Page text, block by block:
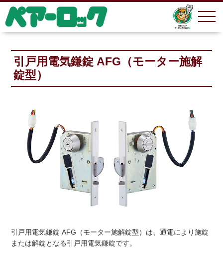
引戸用電気鎌錠 AFG（モーター施解
錠型）
引戸用電気鎌錠 AFG（モーター施解錠型）は、通電により施錠
または解錠となる引戸用電気鎌錠です。